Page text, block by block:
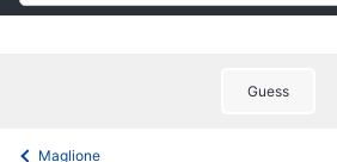
Donna
Guess
Maglione